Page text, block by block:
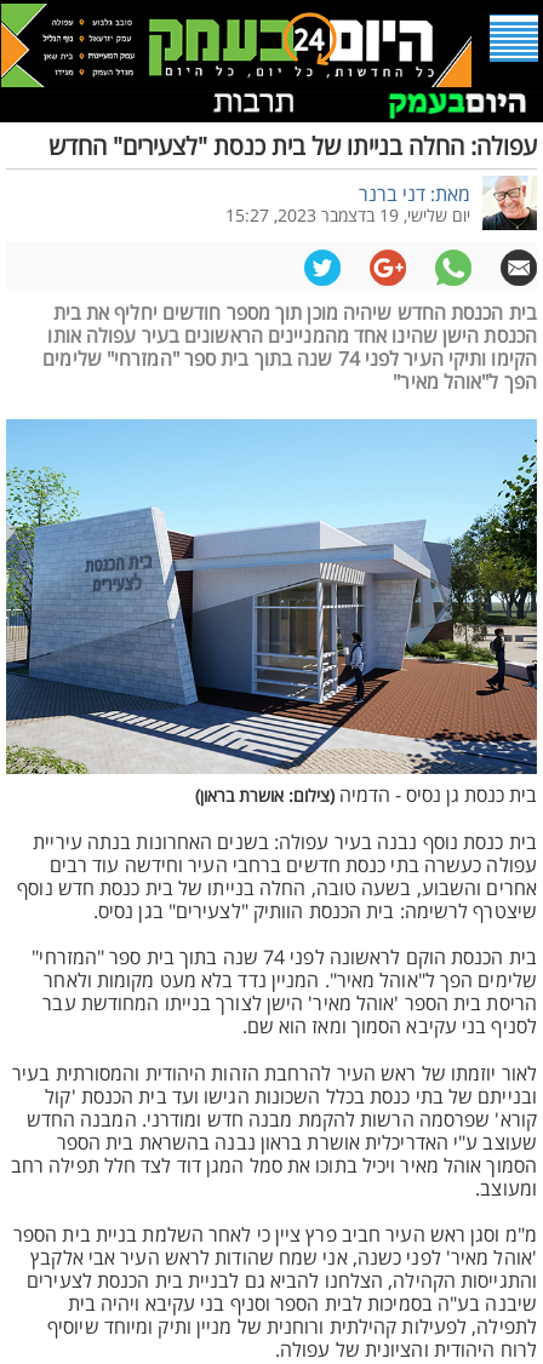
עפולה: החלה בנייתו של בית כנסת "לצעירים" החדש
מאת: דני ברנר
יום שלישי, 19 בדצמבר 2023, 15:27
בית הכנסת החדש שיהיה מוכן תוך מספר חודשים יחליף את בית
הכנסת הישן שהינו אחד מהמניינים הראשונים בעיר עפולה אותו
הקימו ותיקי העיר לפני 74 שנה בתוך בית ספר "המזרחי" שלימים
הפך ל"אוהל מאיר"
בית כנסת גן נסיס - הדמיה (צילום: אושרת בראון)
בית כנסת נוסף נבנה בעיר עפולה: בשנים האחרונות בנתה עיריית
עפולה כעשרה בתי כנסת חדשים ברחבי העיר וחידשה עוד רבים
אחרים והשבוע, בשעה טובה, החלה בנייתו של בית כנסת חדש נוסף
שיצטרף לרשימה: בית הכנסת הוותיק "לצעירים" בגן נסיס.
בית הכנסת הוקם לראשונה לפני 74 שנה בתוך בית ספר "המזרחי"
שלימים הפך ל"אוהל מאיר". המניין נדד בלא מעט מקומות ולאחר
הריסת בית הספר 'אוהל מאיר' הישן לצורך בנייתו המחודשת עבר
לסניף בני עקיבא הסמוך ומאז הוא שם.
לאור יוזמתו של ראש העיר להרחבת הזהות היהודית והמסורתית בעיר
ובנייתם של בתי כנסת בכלל השכונות הגישו ועד בית הכנסת 'קול
קורא' שפרסמה הרשות להקמת מבנה חדש ומודרני. המבנה החדש
שעוצב ע"י האדריכלית אושרת בראון נבנה בהשראת בית הספר
הסמוך אוהל מאיר ויכיל בתוכו את סמל המגן דוד לצד חלל תפילה רחב
ומעוצב.
מ"מ וסגן ראש העיר חביב פרץ ציין כי לאחר השלמת בניית בית הספר
'אוהל מאיר' לפני כשנה, אני שמח שהודות לראש העיר אבי אלקבץ
והתגייסות הקהילה, הצלחנו להביא גם לבניית בית הכנסת לצעירים
שיבנה בע"ה בסמיכות לבית הספר וסניף בני עקיבא ויהיה בית
לתפילה, לפעילות קהילתית ורוחנית של מניין ותיק ומיוחד שיוסיף
לרוח היהודית והציונית של עפולה.